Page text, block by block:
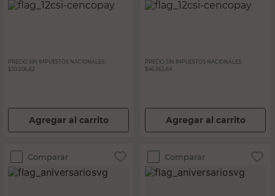
PRECIO SIN IMPUESTOS NACIONALES:
$30.206,62
Agregar al carrito
PRECIO SIN IMPUESTOS NACIONALES:
$46.363,64
Agregar al carrito
Comparar Comparar